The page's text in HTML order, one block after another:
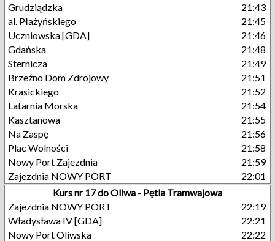
Grudziądzka
21:43
al. Płażyńskiego
21:45
Uczniowska [GDA]
21:46
Gdańska
21:48
Sternicza
21:49
Brzeźno Dom Zdrojowy
21:51
Krasickiego
21:52
Latarnia Morska
21:54
Kasztanowa
21:55
Na Zaspę
21:56
Plac Wolności
21:58
Nowy Port Zajezdnia
21:59
Zajezdnia NOWY PORT
22:01
Kurs nr 17 do Oliwa - Pętla Tramwajowa
Zajezdnia NOWY PORT
22:19
Władysława IV [GDA]
22:21
Nowy Port Oliwska
22:22